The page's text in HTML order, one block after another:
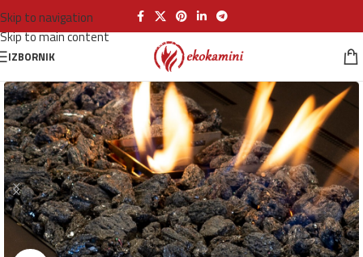
Skip to navigation
Skip to main content
IZBORNIK